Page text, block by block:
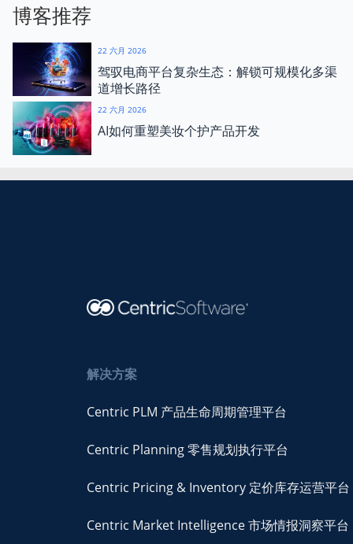
博客推荐
22 六月 2026
驾驭电商平台复杂生态：解锁可规模化多渠
道增长路径
22 六月 2026
AI如何重塑美妆个护产品开发
解决方案
Centric PLM 产品生命周期管理平台
Centric Planning 零售规划执行平台
Centric Pricing & Inventory 定价库存运营平台
Centric Market Intelligence 市场情报洞察平台